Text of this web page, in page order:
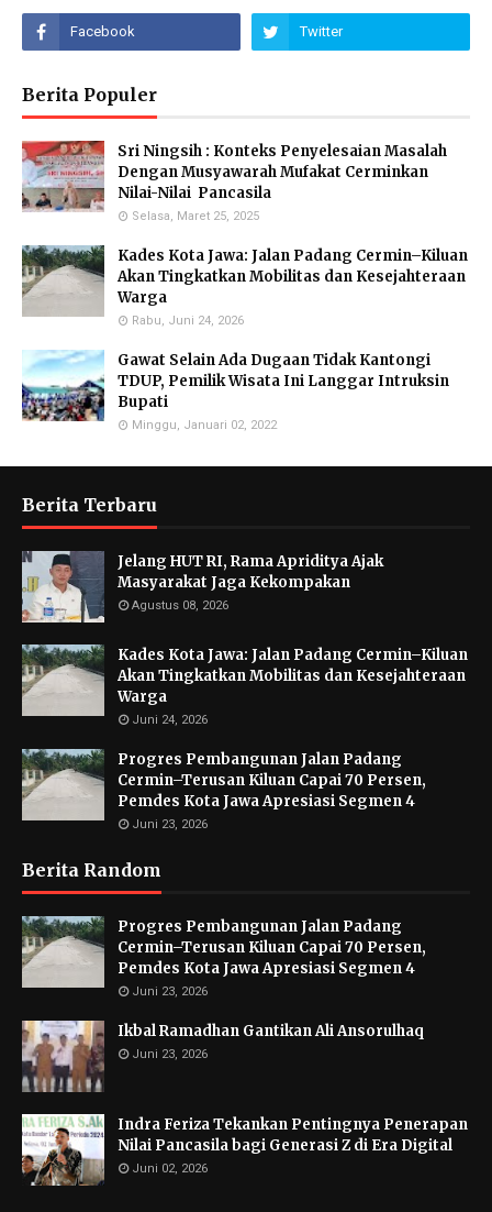
Berita Populer
Sri Ningsih : Konteks Penyelesaian Masalah
Dengan Musyawarah Mufakat Cerminkan
Nilai-Nilai Pancasila
Selasa, Maret 25, 2025
Kades Kota Jawa: Jalan Padang Cermin–Kiluan
Akan Tingkatkan Mobilitas dan Kesejahteraan
Warga
Rabu, Juni 24, 2026
Gawat Selain Ada Dugaan Tidak Kantongi
TDUP, Pemilik Wisata Ini Langgar Intruksin
Bupati
Minggu, Januari 02, 2022
Berita Terbaru
Jelang HUT RI, Rama Apriditya Ajak
Masyarakat Jaga Kekompakan
Agustus 08, 2026
Kades Kota Jawa: Jalan Padang Cermin–Kiluan
Akan Tingkatkan Mobilitas dan Kesejahteraan
Warga
Juni 24, 2026
Progres Pembangunan Jalan Padang
Cermin–Terusan Kiluan Capai 70 Persen,
Pemdes Kota Jawa Apresiasi Segmen 4
Juni 23, 2026
Berita Random
Progres Pembangunan Jalan Padang
Cermin–Terusan Kiluan Capai 70 Persen,
Pemdes Kota Jawa Apresiasi Segmen 4
Juni 23, 2026
Ikbal Ramadhan Gantikan Ali Ansorulhaq
Juni 23, 2026
Indra Feriza Tekankan Pentingnya Penerapan
Nilai Pancasila bagi Generasi Z di Era Digital
Juni 02, 2026